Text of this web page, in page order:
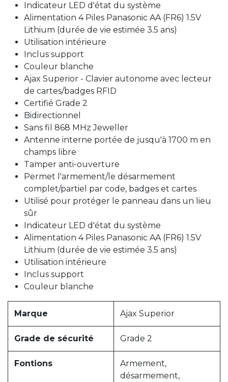
Indicateur LED d'état du système
Alimentation 4 Piles Panasonic AA (FR6) 1.5V
Lithium (durée de vie estimée 3.5 ans)
Utilisation intérieure
Inclus support
Couleur blanche
Ajax Superior - Clavier autonome avec lecteur
de cartes/badges RFID
Certifié Grade 2
Bidirectionnel
Sans fil 868 MHz Jeweller
Antenne interne portée de jusqu'à 1700 m en
champs libre
Tamper anti-ouverture
Permet l'armement/le désarmement
complet/partiel par code, badges et cartes
Utilisé pour protéger le panneau dans un lieu
sûr
Indicateur LED d'état du système
Alimentation 4 Piles Panasonic AA (FR6) 1.5V
Lithium (durée de vie estimée 3.5 ans)
Utilisation intérieure
Inclus support
Couleur blanche
Marque Ajax Superior
Grade de sécurité Grade 2
Fontions
Armement,
désarmement,